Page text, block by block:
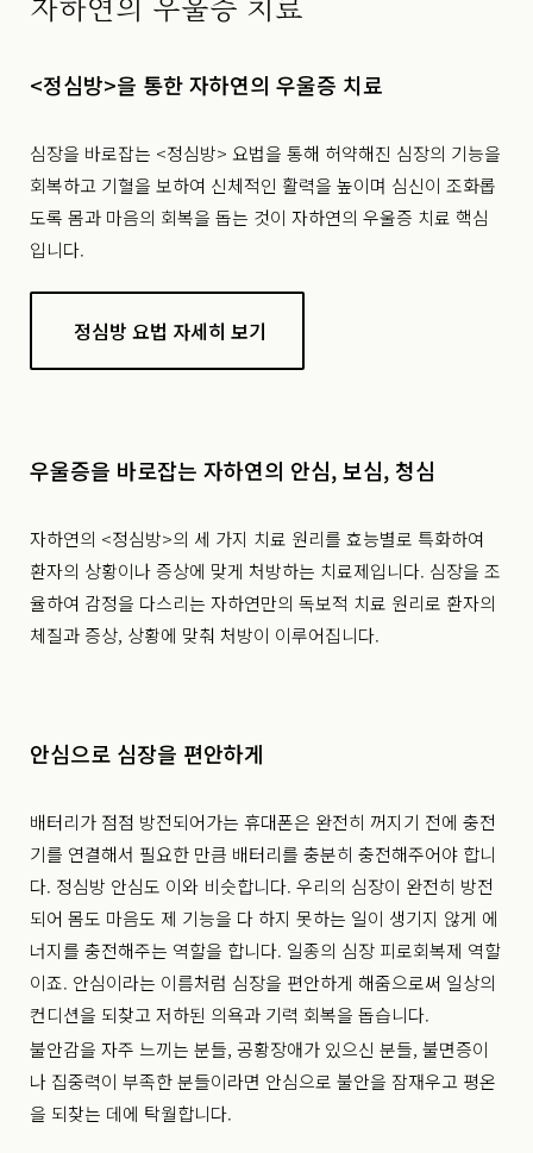
자하연의 우울증 치료
<정심방>을 통한 자하연의 우울증 치료
심장을 바로잡는 <정심방> 요법을 통해 허약해진 심장의 기능을
회복하고 기혈을 보하여 신체적인 활력을 높이며 심신이 조화롭
도록 몸과 마음의 회복을 돕는 것이 자하연의 우울증 치료 핵심
입니다.
정심방 요법 자세히 보기
우울증을 바로잡는 자하연의 안심, 보심, 청심
자하연의 <정심방>의 세 가지 치료 원리를 효능별로 특화하여
환자의 상황이나 증상에 맞게 처방하는 치료제입니다. 심장을 조
율하여 감정을 다스리는 자하연만의 독보적 치료 원리로 환자의
체질과 증상, 상황에 맞춰 처방이 이루어집니다.
안심으로 심장을 편안하게
배터리가 점점 방전되어가는 휴대폰은 완전히 꺼지기 전에 충전
기를 연결해서 필요한 만큼 배터리를 충분히 충전해주어야 합니
다. 정심방 안심도 이와 비슷합니다. 우리의 심장이 완전히 방전
되어 몸도 마음도 제 기능을 다 하지 못하는 일이 생기지 않게 에
너지를 충전해주는 역할을 합니다. 일종의 심장 피로회복제 역할
이죠. 안심이라는 이름처럼 심장을 편안하게 해줌으로써 일상의
컨디션을 되찾고 저하된 의욕과 기력 회복을 돕습니다.
불안감을 자주 느끼는 분들, 공황장애가 있으신 분들, 불면증이
나 집중력이 부족한 분들이라면 안심으로 불안을 잠재우고 평온
을 되찾는 데에 탁월합니다.